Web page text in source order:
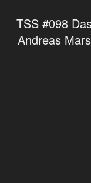
TSS #098
Andreas